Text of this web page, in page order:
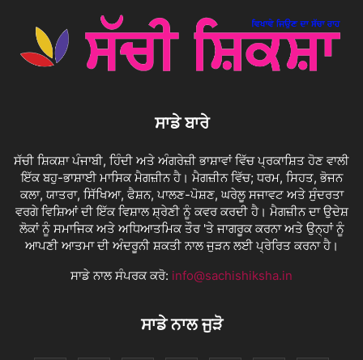
ਸਾਡੇ ਬਾਰੇ
ਸੱਚੀ ਸ਼ਿਕਸ਼ਾ ਪੰਜਾਬੀ, ਹਿੰਦੀ ਅਤੇ ਅੰਗਰੇਜ਼ੀ ਭਾਸ਼ਾਵਾਂ ਵਿੱਚ ਪ੍ਰਕਾਸ਼ਿਤ ਹੋਣ ਵਾਲੀ
ਇੱਕ ਬਹੁ-ਭਾਸ਼ਾਈ ਮਾਸਿਕ ਮੈਗਜ਼ੀਨ ਹੈ। ਮੈਗਜ਼ੀਨ ਵਿੱਚ; ਧਰਮ, ਸਿਹਤ, ਭੋਜਨ
ਕਲਾ, ਯਾਤਰਾ, ਸਿੱਖਿਆ, ਫੈਸ਼ਨ, ਪਾਲਣ-ਪੋਸ਼ਣ, ਘਰੇਲੂ ਸਜਾਵਟ ਅਤੇ ਸੁੰਦਰਤਾ
ਵਰਗੇ ਵਿਸ਼ਿਆਂ ਦੀ ਇੱਕ ਵਿਸ਼ਾਲ ਸ਼੍ਰੇਣੀ ਨੂੰ ਕਵਰ ਕਰਦੀ ਹੈ। ਮੈਗਜ਼ੀਨ ਦਾ ਉਦੇਸ਼
ਲੋਕਾਂ ਨੂੰ ਸਮਾਜਿਕ ਅਤੇ ਅਧਿਆਤਮਿਕ ਤੌਰ 'ਤੇ ਜਾਗਰੂਕ ਕਰਨਾ ਅਤੇ ਉਨ੍ਹਾਂ ਨੂੰ
ਆਪਣੀ ਆਤਮਾ ਦੀ ਅੰਦਰੂਨੀ ਸ਼ਕਤੀ ਨਾਲ ਜੁੜਨ ਲਈ ਪ੍ਰੇਰਿਤ ਕਰਨਾ ਹੈ।
ਸਾਡੇ ਨਾਲ ਸੰਪਰਕ ਕਰੋ: info@sachishiksha.in
ਸਾਡੇ ਨਾਲ ਜੁੜੋ